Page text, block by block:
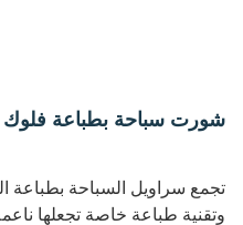
شورت سباحة بطباعة فلوك
تجمع سراويل السباحة بطباعة
وتقنية طباعة خاصة تجعلها